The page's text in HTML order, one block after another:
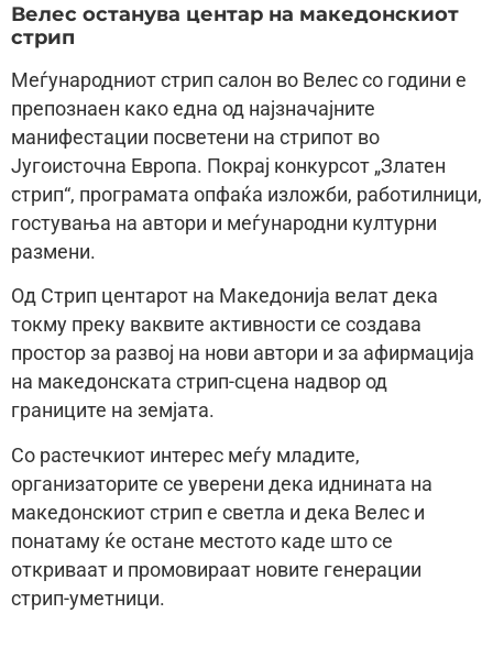
Велес останува центар на македонскиот
стрип
Меѓународниот стрип салон во Велес со години е
препознаен како една од најзначајните
манифестации посветени на стрипот во
Југоисточна Европа. Покрај конкурсот „Златен
стрип“, програмата опфаќа изложби, работилници,
гостувања на автори и меѓународни културни
размени.
Од Стрип центарот на Македонија велат дека
токму преку ваквите активности се создава
простор за развој на нови автори и за афирмација
на македонската стрип-сцена надвор од
границите на земјата.
Со растечкиот интерес меѓу младите,
организаторите се уверени дека иднината на
македонскиот стрип е светла и дека Велес и
понатаму ќе остане местото каде што се
откриваат и промовираат новите генерации
стрип-уметници.